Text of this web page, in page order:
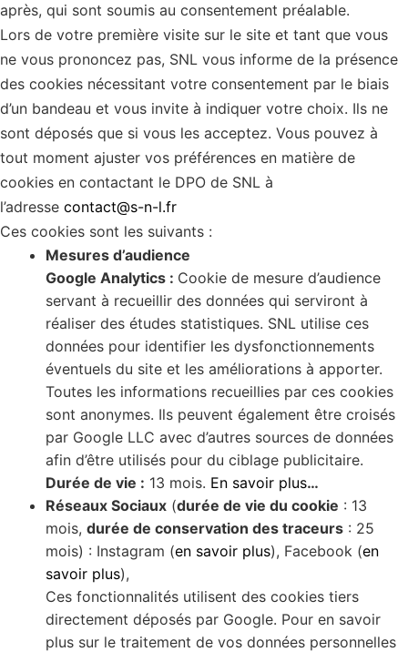
après, qui sont soumis au consentement préalable.
Lors de votre première visite sur le site et tant que vous
ne vous prononcez pas, SNL vous informe de la présence
des cookies nécessitant votre consentement par le biais
d’un bandeau et vous invite à indiquer votre choix. Ils ne
sont déposés que si vous les acceptez. Vous pouvez à
tout moment ajuster vos préférences en matière de
cookies en contactant le DPO de SNL à
l’adresse contact@s-n-l.fr
Ces cookies sont les suivants :
Mesures d’audience
Google Analytics : Cookie de mesure d’audience
servant à recueillir des données qui serviront à
réaliser des études statistiques. SNL utilise ces
données pour identifier les dysfonctionnements
éventuels du site et les améliorations à apporter.
Toutes les informations recueillies par ces cookies
sont anonymes. Ils peuvent également être croisés
par Google LLC avec d’autres sources de données
afin d’être utilisés pour du ciblage publicitaire.
Durée de vie : 13 mois. En savoir plus…
Réseaux Sociaux (durée de vie du cookie : 13
mois, durée de conservation des traceurs : 25
mois) : Instagram (en savoir plus), Facebook (en
savoir plus),
Ces fonctionnalités utilisent des cookies tiers
directement déposés par Google. Pour en savoir
plus sur le traitement de vos données personnelles